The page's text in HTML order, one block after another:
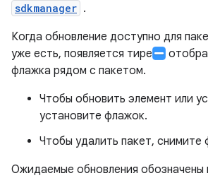
sdkmanager .
Когда обновление доступно для
уже есть, появляется тире
флажка рядом с пакетом.
Чтобы обновить элемент или
установите флажок.
Чтобы удалить пакет, снимите
Ожидаемые обновления обозначены